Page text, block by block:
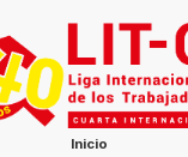
10 años de
Benny Tai,
Inicio